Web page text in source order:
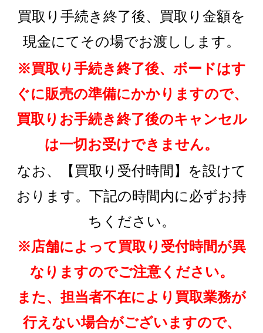
買取り手続き終了後、買取り金額を
現金にてその場でお渡しします。
※買取り手続き終了後、ボードはす
ぐに販売の準備にかかりますので、
買取りお手続き終了後のキャンセル
は一切お受けできません。
なお、【買取り受付時間】を設けて
おります。下記の時間内に必ずお持
ちください。
※店舗によって買取り受付時間が異
なりますのでご注意ください。
また、担当者不在により買取業務が
行えない場合がございますので、